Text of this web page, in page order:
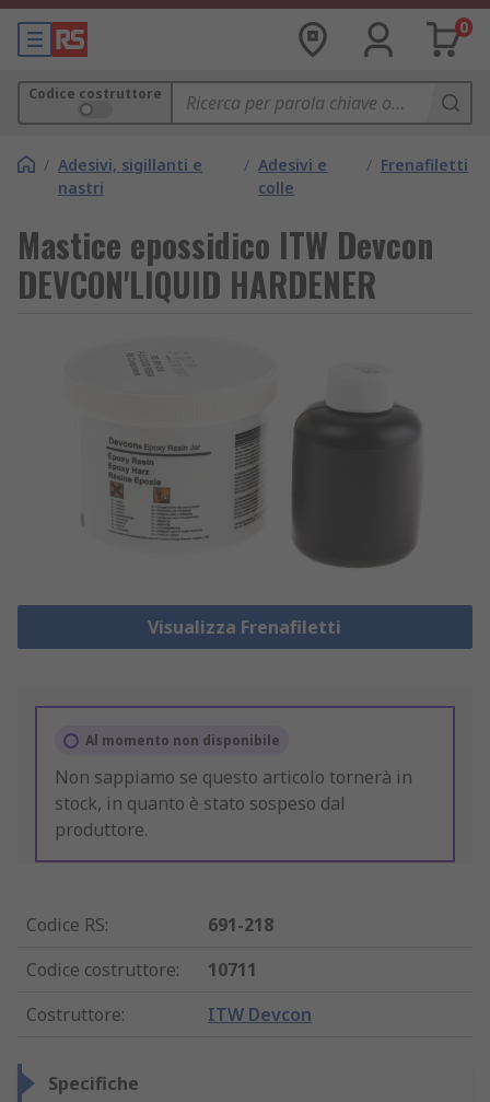
0
Codice costruttore
/ Adesivi, sigillanti e
nastri
/ Adesivi e
colle
/ Frenafiletti
Mastice epossidico ITW Devcon
DEVCON'LIQUID HARDENER
Visualizza Frenafiletti
Al momento non disponibile
Non sappiamo se questo articolo tornerà in
stock, in quanto è stato sospeso dal
produttore.
Codice RS:
691-218
Codice costruttore:
10711
Costruttore: ITW Devcon
Specifiche